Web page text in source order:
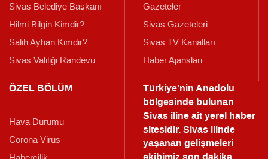
Sivas Belediye Başkanı
Hilmi Bilgin Kimdir?
Salih Ayhan Kimdir?
Sivas Valiliği Randevu
Gazeteler
Sivas Gazeteleri
Sivas TV Kanalları
Haber Ajanslari
ÖZEL BÖLÜM
Hava Durumu
Corona Virüs
Türkiye'nin Anadolu
bölgesinde bulunan
Sivas iline ait yerel haber
sitesidir. Sivas ilinde
yaşanan gelişmeleri